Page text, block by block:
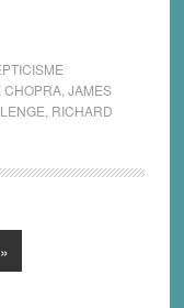
CHOPRA, JAMES
RICHARD